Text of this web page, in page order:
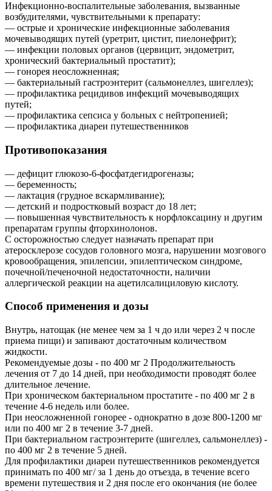
Инфекционно-воспалительные заболевания, вызванные
возбудителями, чувствительными к препарату:
— острые и хронические инфекционные заболевания
мочевыводящих путей (уретрит, цистит, пиелонефрит);
— инфекции половых органов (цервицит, эндометрит,
хронический бактериальный простатит);
— гонорея неосложненная;
— бактериальный гастроэнтерит (сальмонеллез, шигеллез);
— профилактика рецидивов инфекций мочевыводящих
путей;
— профилактика сепсиса у больных с нейтропенией;
— профилактика диареи путешественников
Противопоказания
— дефицит глюкозо-6-фосфатдегидрогеназы;
— беременность;
— лактация (грудное вскармливание);
— детский и подростковый возраст до 18 лет;
— повышенная чувствительность к норфлоксацину и другим
препаратам группы фторхинолонов.
С осторожностью следует назначать препарат при
атеросклерозе сосудов головного мозга, нарушении мозгового
кровообращения, эпилепсии, эпилептическом синдроме,
почечной/печеночной недостаточности, наличии
аллергической реакции на ацетилсалициловую кислоту.
Способ применения и дозы
Внутрь, натощак (не менее чем за 1 ч до или через 2 ч после
приема пищи) и запивают достаточным количеством
жидкости.
Рекомендуемые дозы - по 400 мг 2 Продолжительность
лечения от 7 до 14 дней, при необходимости проводят более
длительное лечение.
При хроническом бактериальном простатите - по 400 мг 2 в
течение 4-6 недель или более.
При неосложненной гонорее - однократно в дозе 800-1200 мг
или по 400 мг 2 в течение 3-7 дней.
При бактериальном гастроэнтерите (шигеллез, сальмонеллез) -
по 400 мг 2 в течение 5 дней.
Для профилактики диареи путешественников рекомендуется
принимать по 400 мг/ за 1 день до отъезда, в течение всего
времени путешествия и 2 дня после его окончания (не более